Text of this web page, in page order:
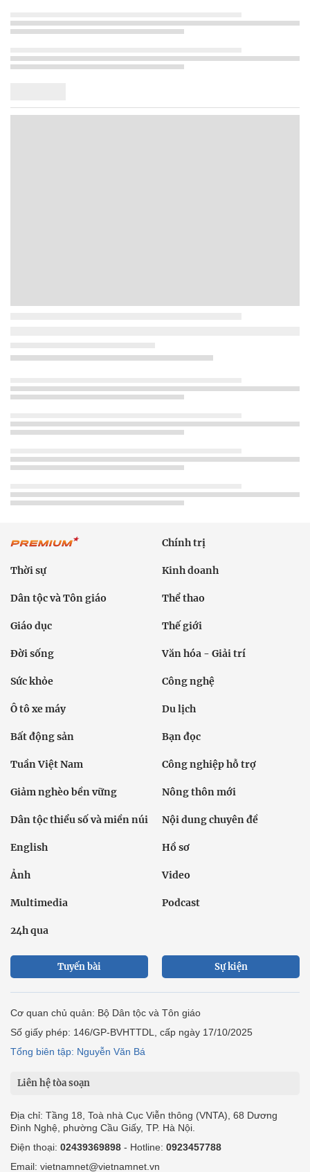
Chính trị
Thời sự Kinh doanh
Dân tộc và Tôn giáo Thể thao
Giáo dục Thế giới
Đời sống Văn hóa - Giải trí
Sức khỏe Công nghệ
Ô tô xe máy Du lịch
Bất động sản Bạn đọc
Tuần Việt Nam Công nghiệp hỗ trợ
Giảm nghèo bền vững Nông thôn mới
Dân tộc thiểu số và miền núi Nội dung chuyên đề
English Hồ sơ
Ảnh Video
Multimedia Podcast
24h qua
Tuyến bài Sự kiện
Cơ quan chủ quản: Bộ Dân tộc và Tôn giáo
Số giấy phép: 146/GP-BVHTTDL, cấp ngày 17/10/2025
Tổng biên tập: Nguyễn Văn Bá
Liên hệ tòa soạn
Địa chỉ: Tầng 18, Toà nhà Cục Viễn thông (VNTA), 68 Dương
Đình Nghệ, phường Cầu Giấy, TP. Hà Nội.
Điện thoại: 02439369898 - Hotline: 0923457788
Email: vietnamnet@vietnamnet.vn